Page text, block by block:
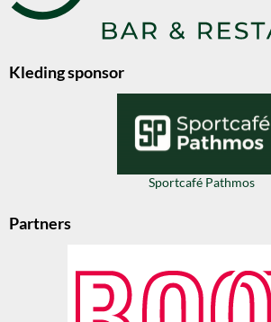
Kleding sponsor
Sportcafé Pathmos
Partners